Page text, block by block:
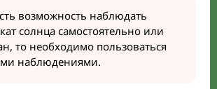
возможность наблюдать
солнца самостоятельно или
то необходимо пользоваться
наблюдениями.